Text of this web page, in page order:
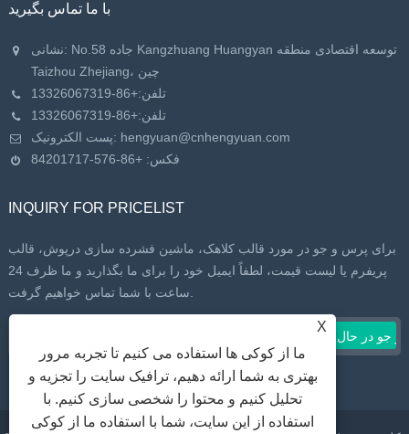
با ما تماس بگیرید
نشانی: No.58 جاده Kangzhuang Huangyan توسعه اقتصادی منطقه
Taizhou Zhejiang، چین
تلفن:+86-13326067319
تلفن:+86-13326067319
پست الکترونیک: hengyuan@cnhengyuan.com
فکس: +86-576-84201717
INQUIRY FOR PRICELIST
برای پرس و جو در مورد قالب کلاهک، ماشین فشرده سازی درپوش، قالب
پریفرم یا لیست قیمت، لطفاً ایمیل خود را برای ما بگذارید و ما ظرف 24
ساعت با شما تماس خواهیم گرفت.
X
ما از کوکی ها استفاده می کنیم تا تجربه مرور
بهتری به شما ارائه دهیم، ترافیک سایت را تجزیه و
تحلیل کنیم و محتوا را شخصی سازی کنیم. با
استفاده از این سایت، شما با استفاده ما از کوکی